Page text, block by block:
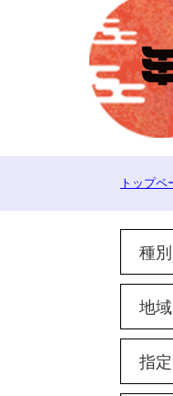
トップペ
種
地
指